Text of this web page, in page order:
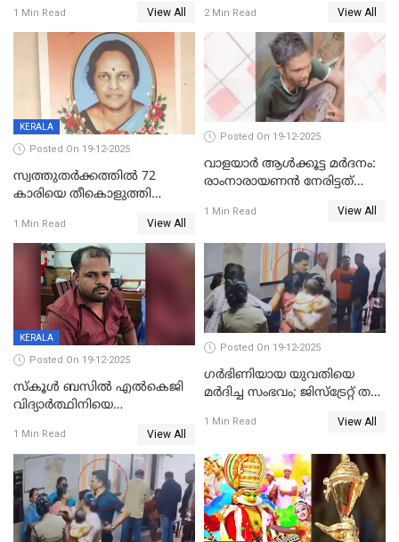
1 Min Read View All
അംഗ സംഘമെന്ന് വിവരം
2 Min Read View All
KERALA
Posted On 19-12-2025
സ്വത്തുതര്‍ക്കത്തില്‍ 72
കാരിയെ തീകൊളുത്തി
ക്രൂരകൊലപാതകത്തില്‍
സഹോദരിപുത്രന് ജീവപര്യന്തം
1 Min Read View All
Posted On 19-12-2025
വാളയാർ ആൾക്കൂട്ട മർദനം:
രാംനാരായണൻ നേരിട്ടത്
നാൽപ്പതിലേറെ
റിപ്പോർട്ട്
1 Min Read View All
KERALA
Posted On 19-12-2025
സ്കൂൾ ബസിൽ എൽകെജി
വിദ്യാര്‍ത്ഥിനിയെ
ക്ലീനര്‍ പിടിയിൽ
1 Min Read View All
Posted On 19-12-2025
ഗര്‍ഭിണിയായ യുവതിയെ
മര്‍ദിച്ച സംഭവം; ജിസ്‌ട്രേറ്റ് തല
യുവതി
1 Min Read View All